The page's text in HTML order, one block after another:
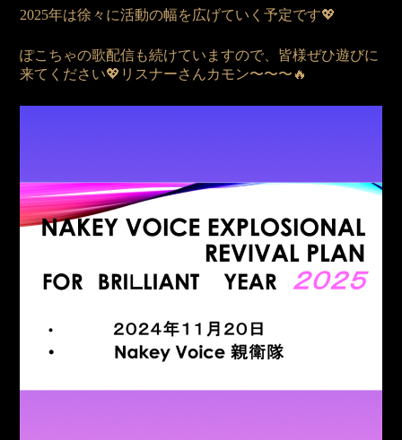
2025年は徐々に活動の幅を広げていく予定です💖
ぽこちゃの歌配信も続けていますので、皆様ぜひ遊びに
来てください💖リスナーさんカモン〜〜〜🔥